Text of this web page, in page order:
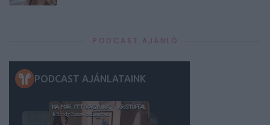
PODCAST AJÁNLÓ